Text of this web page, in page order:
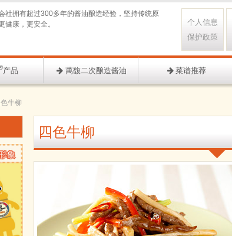
个人信息
保护政策
社拥有超过300多年的酱油酿造经验，坚持传统原
健康，更安全。
产品 萬馥二次酿造酱油 菜谱推荐
色牛柳
四色牛柳